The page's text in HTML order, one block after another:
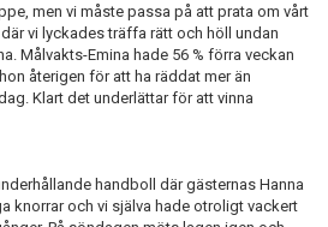
men vi måste passa på att prata om vårt
vi lyckades träffa rätt och höll undan
Målvakts-Emina hade 56 % förra veckan
återigen för att ha räddat mer än
Klart det underlättar för att vinna
handboll där gästernas Hanna
knorrar och vi själva hade otroligt vackert